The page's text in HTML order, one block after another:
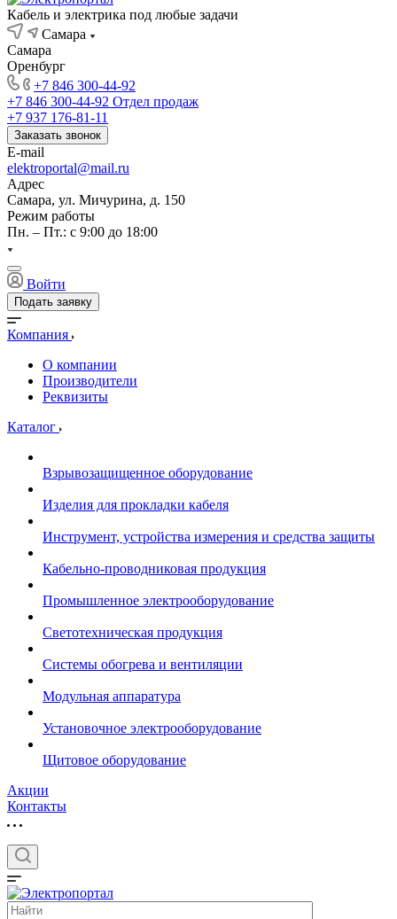
Кабель и электрика под любые задачи
Самара
Самара
Оренбург
+7 846 300-44-92
+7 846 300-44-92 Отдел продаж
+7 937 176-81-11
Заказать звонок
E-mail
elektroportal@mail.ru
Адрес
Самара, ул. Мичурина, д. 150
Режим работы
Пн. – Пт.: с 9:00 до 18:00
Войти
Подать заявку
Компания
О компании
Производители
Реквизиты
Каталог
Взрывозащищенное оборудование
Изделия для прокладки кабеля
Инструмент, устройства измерения и средства защиты
Кабельно-проводниковая продукция
Промышленное электрооборудование
Светотехническая продукция
Системы обогрева и вентиляции
Модульная аппаратура
Установочное электрооборудование
Щитовое оборудование
Акции
Контакты